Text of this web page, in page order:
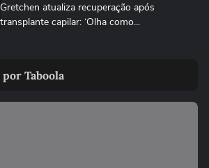
Gretchen atualiza recuperação após
transplante capilar: ‘Olha como...
ator suspeito de estuprar...
FAMOSOS
Taboola